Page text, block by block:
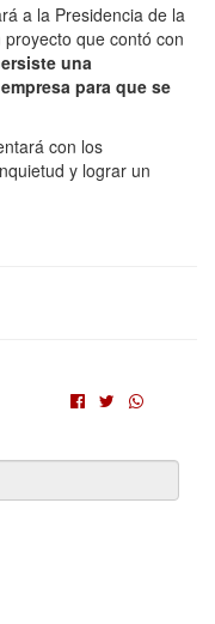
a la Presidencia de la
que contó con
una
para que se
con los
y lograr un